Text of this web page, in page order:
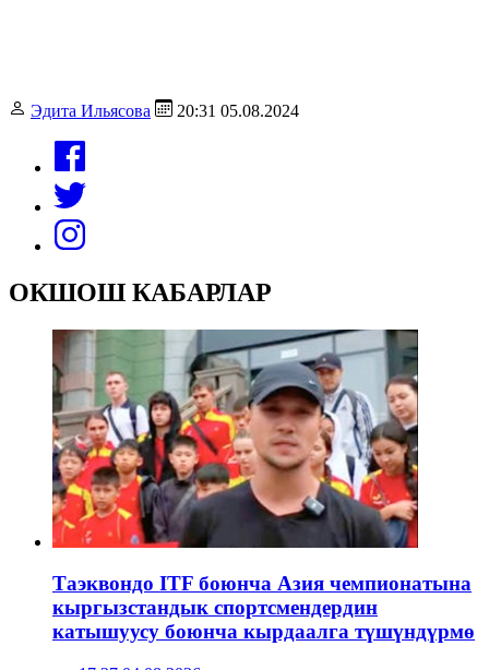
Эдита Ильясова 20:31 05.08.2024
ОКШОШ КАБАРЛАР
Таэквондо ITF боюнча Азия чемпионатына
кыргызстандык спортсмендердин
катышуусу боюнча кырдаалга түшүндүрмө